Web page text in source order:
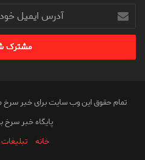
آدرس
ایمیل
خود
وارد
تمام حقوق این وب سایت برای خبر
پایگاه خبر سرخ
خانه
تبلیغات